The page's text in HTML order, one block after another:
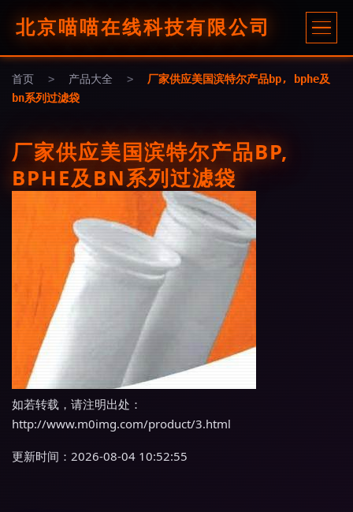
北京喵喵在线科技有限公司
首页 > 产品大全 >
厂家供应美国滨特尔产品bp, bphe及
bn系列过滤袋
厂家供应美国滨特尔产品BP,
BPHE及BN系列过滤袋
如若转载，请注明出处：
http://www.m0img.com/product/3.html
更新时间：2026-08-04 10:52:55